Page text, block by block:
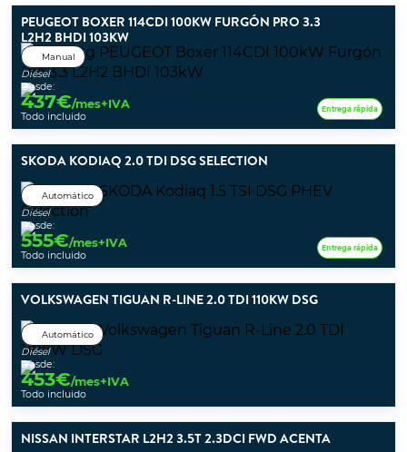
PEUGEOT BOXER 114CDI 100KW FURGÓN PRO 3.3
L2H2 BHDI 103KW
Manual
Diésel
Desde:
437€/mes+IVA
Todo incluido
Entrega rápida
SKODA KODIAQ 2.0 TDI DSG SELECTION
Automático
Diésel
Desde:
555€/mes+IVA
Todo incluido
Entrega rápida
VOLKSWAGEN TIGUAN R-LINE 2.0 TDI 110KW DSG
Automático
Diésel
Desde:
453€/mes+IVA
Todo incluido
NISSAN INTERSTAR L2H2 3.5T 2.3DCI FWD ACENTA